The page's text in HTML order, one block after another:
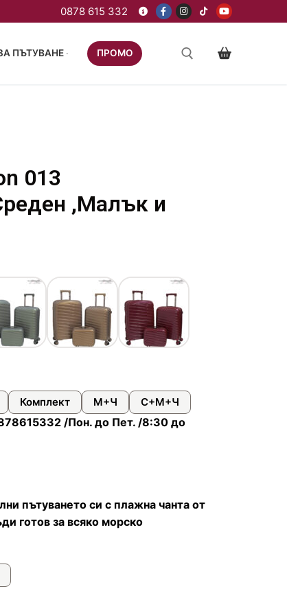
ПЪТУВАНЕ ПРОМО
013
,Малък и
Комплект М+Ч С+М+Ч
/Пон. до Пет. /8:30 до
пътуването си с плажна чанта от
готов за всяко морско